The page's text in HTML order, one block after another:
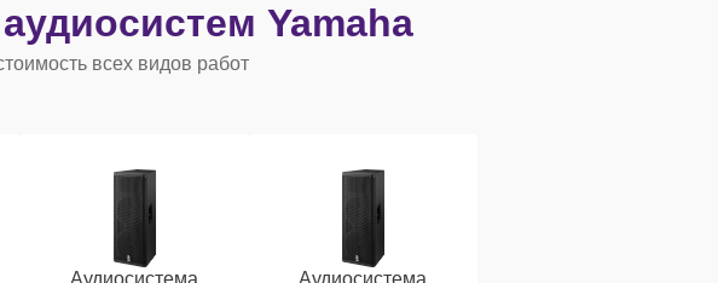
аудиосистем Yamaha
всех видов работ
Аудиосистема
Аудиосистема